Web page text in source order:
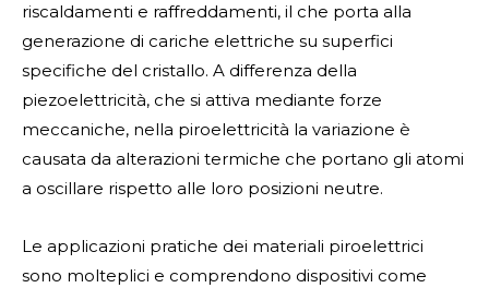
riscaldamenti e raffreddamenti, il che porta alla
generazione di cariche elettriche su superfici
specifiche del cristallo. A differenza della
piezoelettricità, che si attiva mediante forze
meccaniche, nella piroelettricità la variazione è
causata da alterazioni termiche che portano gli atomi
a oscillare rispetto alle loro posizioni neutre.
Le applicazioni pratiche dei materiali piroelettrici
sono molteplici e comprendono dispositivi come